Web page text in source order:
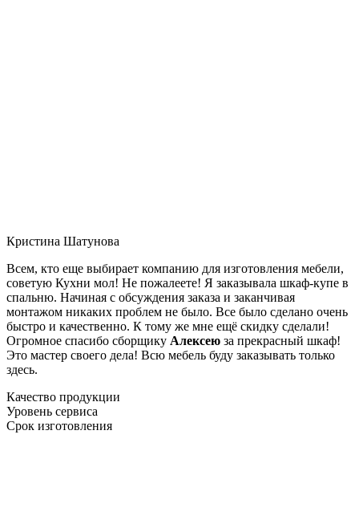
Кристина Шатунова
Всем, кто еще выбирает компанию для изготовления мебели,
советую Кухни мол! Не пожалеете! Я заказывала шкаф-купе в
спальню. Начиная с обсуждения заказа и заканчивая
монтажом никаких проблем не было. Все было сделано очень
быстро и качественно. К тому же мне ещё скидку сделали!
Огромное спасибо сборщику Алексею за прекрасный шкаф!
Это мастер своего дела! Всю мебель буду заказывать только
здесь.
Качество продукции
Уровень сервиса
Срок изготовления